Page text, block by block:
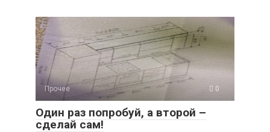
Прочее 0
Один раз попробуй, а второй –
сделай сам!